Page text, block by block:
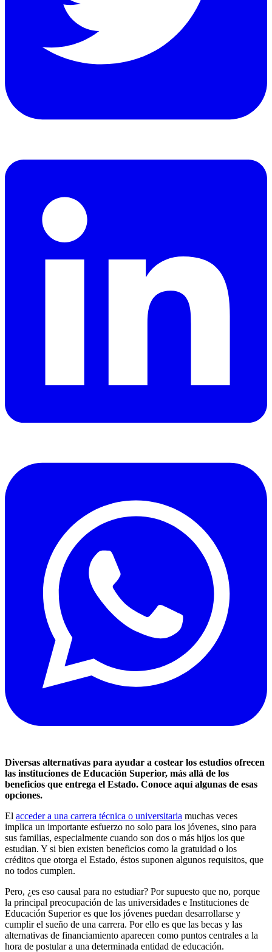
Diversas alternativas para ayudar a costear los estudios ofrecen
las instituciones de Educación Superior, más allá de los
beneficios que entrega el Estado. Conoce aquí algunas de esas
opciones.
El acceder a una carrera técnica o universitaria muchas veces
implica un importante esfuerzo no solo para los jóvenes, sino para
sus familias, especialmente cuando son dos o más hijos los que
estudian. Y si bien existen beneficios como la gratuidad o los
créditos que otorga el Estado, éstos suponen algunos requisitos, que
no todos cumplen.
Pero, ¿es eso causal para no estudiar? Por supuesto que no, porque
la principal preocupación de las universidades e Instituciones de
Educación Superior es que los jóvenes puedan desarrollarse y
cumplir el sueño de una carrera. Por ello es que las becas y las
alternativas de financiamiento aparecen como puntos centrales a la
hora de postular a una determinada entidad de educación.